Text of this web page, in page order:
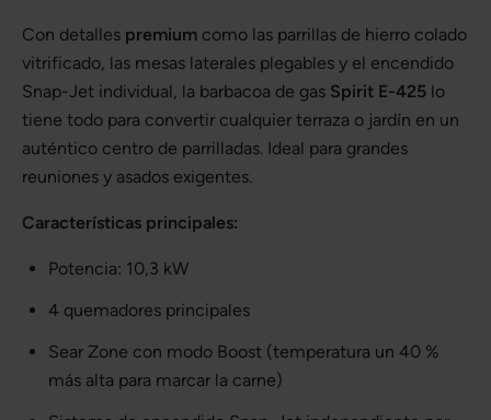
Con detalles premium como las parrillas de hierro colado
vitrificado, las mesas laterales plegables y el encendido
Snap-Jet individual, la barbacoa de gas Spirit E-425 lo
tiene todo para convertir cualquier terraza o jardín en un
auténtico centro de parrilladas. Ideal para grandes
reuniones y asados exigentes.
Características principales:
Potencia: 10,3 kW
4 quemadores principales
Sear Zone con modo Boost (temperatura un 40 %
más alta para marcar la carne)